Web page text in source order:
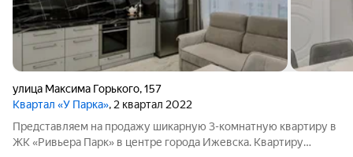
улица Максима Горького,157
Квартал «У Парка», 2 квартал 2022
Представляем на продажу шикарную 3-комнатную квартиру в
ЖК «Ривьера Парк» в центре города Ижевска. Квартиру